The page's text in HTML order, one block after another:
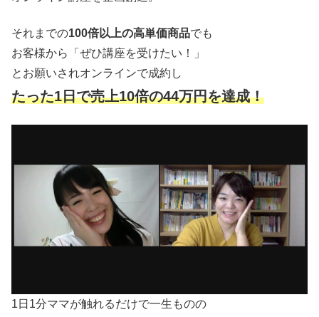
それまでの100倍以上の高単価商品でも
お客様から「ぜひ講座を受けたい！」
とお願いされオンラインで成約し
たった1日で売上10倍の44万円を達成！
1日1分ママが触れるだけで一生ものの